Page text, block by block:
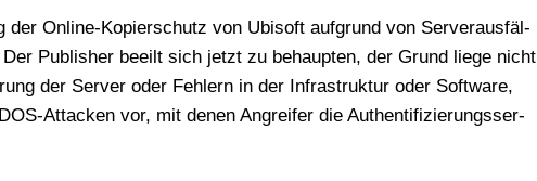
der Online-Kopier­schutz von Ubi­s­oft auf­grund von Ser­ver­aus­fäl­
Publisher beeilt sich jetzt zu behaup­ten, der Grund lie­ge nicht
der Ser­ver oder Feh­lern in der Infra­struk­tur oder Soft­ware,
Atta­cken vor, mit denen Angrei­fer die Authen­ti­fi­zie­rungs­ser­